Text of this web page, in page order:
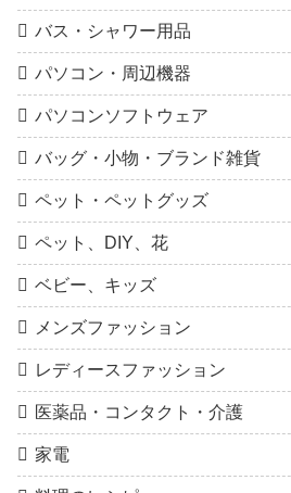
バス・シャワー用品
パソコン・周辺機器
パソコンソフトウェア
バッグ・小物・ブランド雑貨
ペット・ペットグッズ
ペット、DIY、花
ベビー、キッズ
メンズファッション
レディースファッション
医薬品・コンタクト・介護
家電